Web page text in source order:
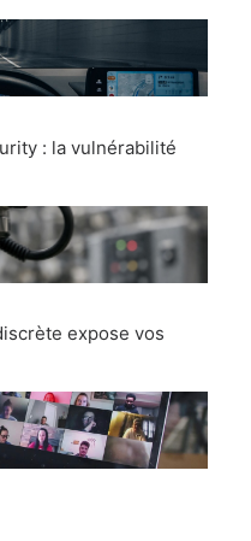
: la vulnérabilité
expose vos